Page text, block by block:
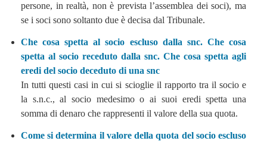
persone, in realtà, non è prevista l’assemblea dei soci), ma
se i soci sono soltanto due è decisa dal Tribunale.
Che cosa spetta al socio escluso dalla snc. Che cosa
spetta al socio receduto dalla snc. Che cosa spetta agli
eredi del socio deceduto di una snc
In tutti questi casi in cui si scioglie il rapporto tra il socio e
la s.n.c., al socio medesimo o ai suoi eredi spetta una
somma di denaro che rappresenti il valore della sua quota.
Come si determina il valore della quota del socio escluso